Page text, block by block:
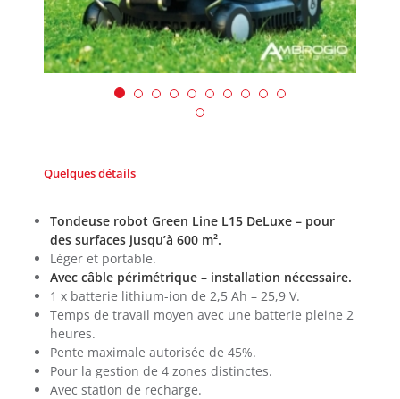
Quelques détails
Tondeuse robot Green Line L15 DeLuxe – pour
des surfaces jusqu’à 600 m².
Léger et portable.
Avec câble périmétrique – installation nécessaire.
1 x batterie lithium-ion de 2,5 Ah – 25,9 V.
Temps de travail moyen avec une batterie pleine 2
heures.
Pente maximale autorisée de 45%.
Pour la gestion de 4 zones distinctes.
Avec station de recharge.